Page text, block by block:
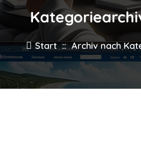
Start :: Archiv nach